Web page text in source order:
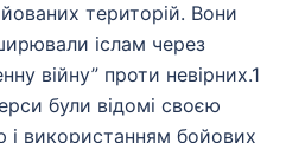
територій. Вони
іслам через
війну” проти невірних.1
були відомі своєю
і використанням бойових